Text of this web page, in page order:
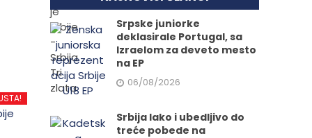
Srpske juniorke
deklasirale Portugal, sa
Izraelom za deveto mesto
na EP
06/08/2026
Srbija lako i ubedljivo do
treće pobede na